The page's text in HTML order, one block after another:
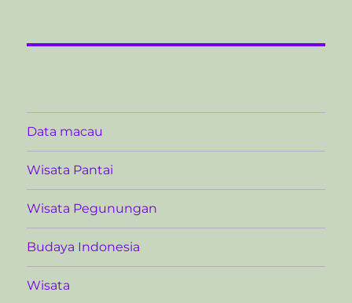
Data macau
Wisata Pantai
Wisata Pegunungan
Budaya Indonesia
Wisata